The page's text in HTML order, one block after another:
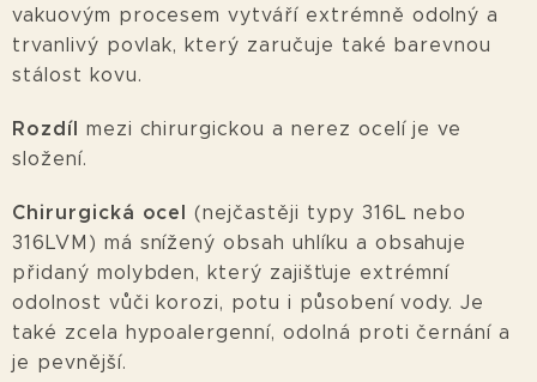
vakuovým procesem vytváří extrémně odolný a
trvanlivý povlak, který zaručuje také barevnou
stálost kovu.
Rozdíl mezi chirurgickou a nerez ocelí je ve
složení.
Chirurgická ocel (nejčastěji typy 316L nebo
316LVM ) má snížený obsah uhlíku a obsahuje
přidaný molybden, který zajišťuje extrémní
odolnost vůči korozi, potu i působení vody. Je
také zcela hypoalergenní, odolná proti černání a
je pevnější.